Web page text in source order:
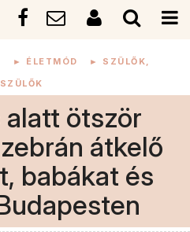
► ÉLETMÓD ► SZÜLŐK,
alatt ötször
átkelő
babákat és